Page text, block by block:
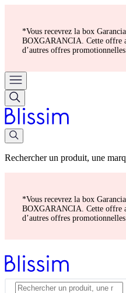
*Vous recevrez la box
BOXGARANCIA. Cette offre
d’autres offres promotionnelles
Rechercher un produit, une
*Vous recevrez la box
BOXGARANCIA. Cette offre
d’autres offres promotionnelles